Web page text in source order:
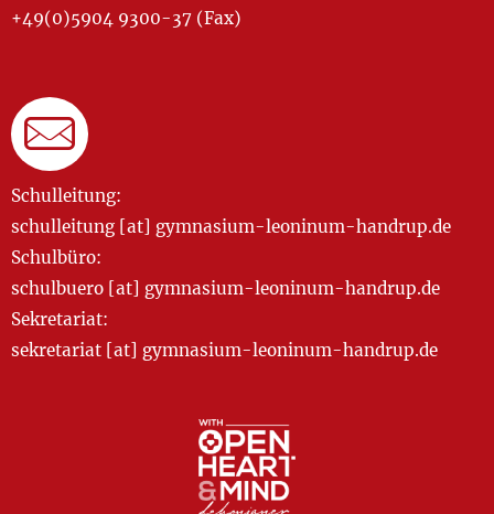
+49(0)5904 9300-37 (Fax)
Schulleitung:
schulleitung [at] gymnasium-leoninum-handrup.de
Schulbüro:
schulbuero [at] gymnasium-leoninum-handrup.de
Sekretariat:
sekretariat [at] gymnasium-leoninum-handrup.de